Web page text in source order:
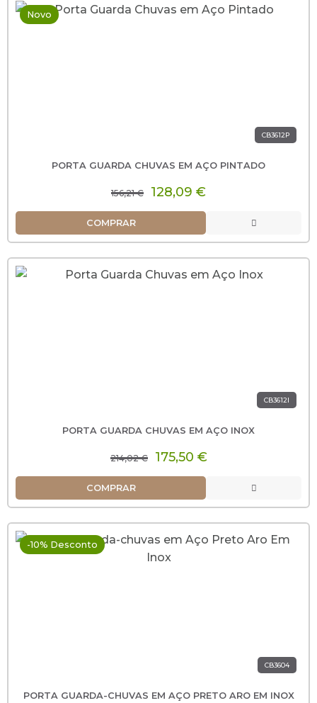
Novo
CB3612P
PORTA GUARDA CHUVAS EM AÇO PINTADO
156,21 € 128,09 €
COMPRAR
CB3612I
PORTA GUARDA CHUVAS EM AÇO INOX
214,02 € 175,50 €
COMPRAR
-10% Desconto
CB3604
PORTA GUARDA-CHUVAS EM AÇO PRETO ARO EM INOX